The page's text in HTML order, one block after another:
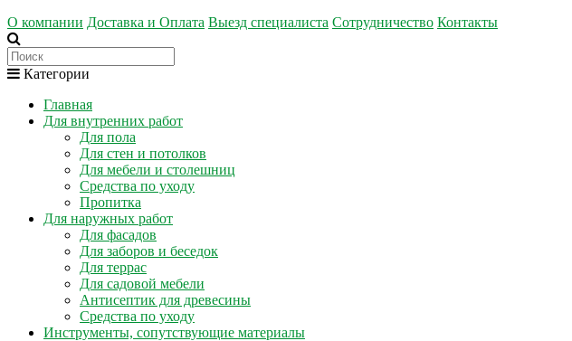
О компании Доставка и Оплата Выезд специалиста Сотрудничество Контакты
Категории
Главная
Для внутренних работ
Для пола
Для стен и потолков
Для мебели и столешниц
Средства по уходу
Пропитка
Для наружных работ
Для фасадов
Для заборов и беседок
Для террас
Для садовой мебели
Антисептик для древесины
Средства по уходу
Инструменты, сопутствующие материалы